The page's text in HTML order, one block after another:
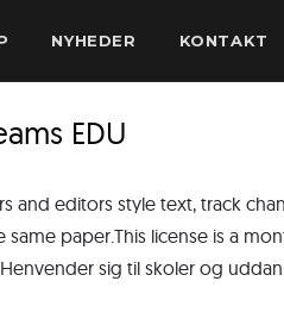
NYHEDER KONTAKT
EDU
and editors style text, track
paper.This license is a
sig til skoler og